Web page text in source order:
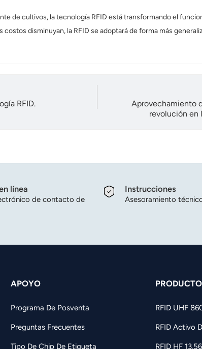
de cultivos, la tecnología RFID está transformando el
disminuyan, la RFID se adoptará de forma más
RFID.
Aprovechamiento
revolución en
línea
de contacto de
Instrucciones
Asesoramiento
APOYO
Programa De Posventa
Preguntas Frecuentes
Tipo De Chip De Etiqueta
RFID UHF
RFID Activo
RFID HF